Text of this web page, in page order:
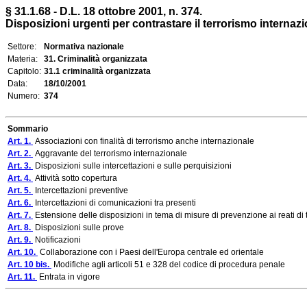
§ 31.1.68 - D.L. 18 ottobre 2001, n. 374.
Disposizioni urgenti per contrastare il terrorismo
Settore:
Normativa nazionale
Materia:
31. Criminalità organizzata
Capitolo: 31.1 criminalità organizzata
Data:
18/10/2001
Numero: 374
Sommario
Art. 1. Associazioni con finalità di terrorismo anche internazionale
Art. 2. Aggravante del terrorismo internazionale
Art. 3. Disposizioni sulle intercettazioni e sulle perquisizioni
Art. 4. Attività sotto copertura
Art. 5.
Intercettazioni preventive
Art. 6.
Intercettazioni di comunicazioni tra presenti
Art. 7. Estensione delle disposizioni in tema di misure di prevenzione ai reati di
Art. 8. Disposizioni sulle prove
Art. 9. Notificazioni
Art. 10. Collaborazione con i Paesi dell'Europa centrale ed orientale
Art. 10 bis. Modifiche agli articoli 51 e 328 del codice di procedura penale
Art. 11. Entrata in vigore